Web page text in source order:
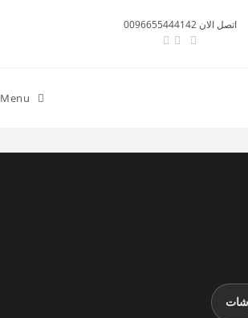
اتصل الان 0096655444142
Menu